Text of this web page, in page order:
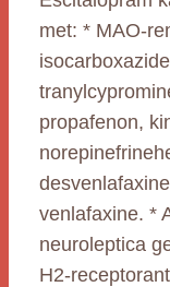
met: * MAO-
propafenon,
venlafaxine. *
neuroleptica
H2-